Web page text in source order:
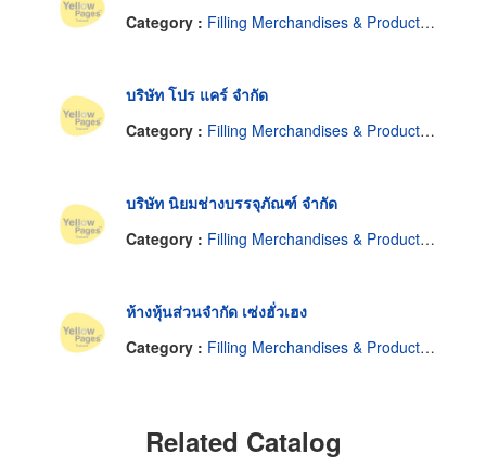
Category : Filling Merchandises & Products-Contractors
บริษัท โปร แคร์ จำกัด
Category : Filling Merchandises & Products-Contractors
บริษัท นิยมช่างบรรจุภัณฑ์ จำกัด
Category : Filling Merchandises & Products-Contractors
ห้างหุ้นส่วนจำกัด เซ่งฮั่วเฮง
Category : Filling Merchandises & Products-Contractors
Related Catalog